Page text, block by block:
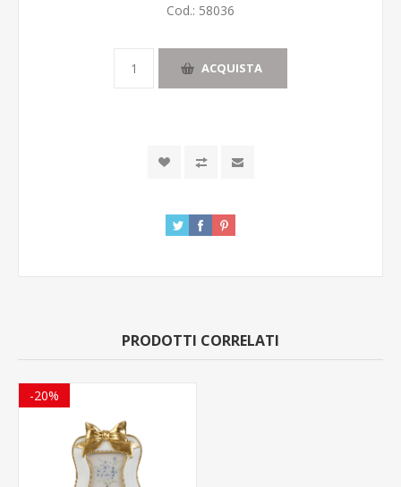
Cod.: 58036
ACQUISTA
PRODOTTI CORRELATI
-20%